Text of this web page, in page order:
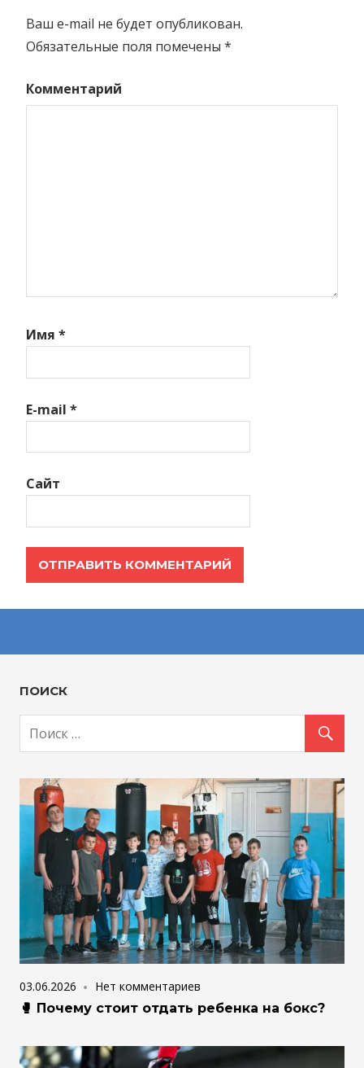
Ваш e-mail не будет опубликован.
Обязательные поля помечены *
Комментарий
Имя *
E-mail *
Сайт
ПОИСК
03.06.2026
Нет комментариев
🥊 Почему стоит отдать ребенка на бокс?